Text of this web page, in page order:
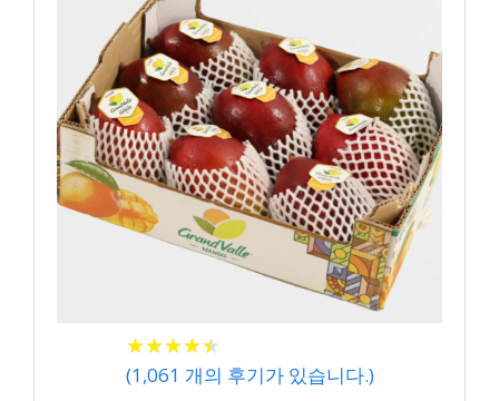
★★★★★
★★★★★
(1,061 개의 후기가 있습니다.)